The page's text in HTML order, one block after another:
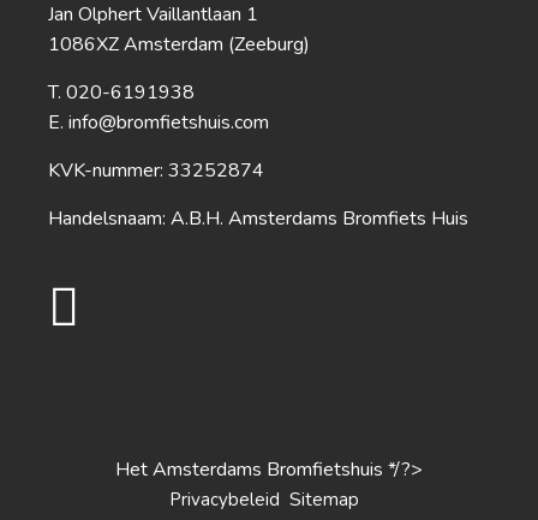
Jan Olphert Vaillantlaan 1
1086XZ Amsterdam (Zeeburg)
020-6191938
info@bromfietshuis.com
KVK-nummer: 33252874
Handelsnaam: A.B.H. Amsterdams Bromfiets Huis
Het Amsterdams Bromfietshuis */?>
Privacybeleid Sitemap